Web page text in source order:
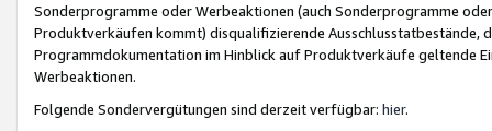
Sonderprogramme oder Werbeaktionen (auch Sonderprogramme
Produktverkäufen kommt) disqualifizierende Ausschlusstatbestände,
Programmdokumentation im Hinblick auf Produktverkäufe geltende
Werbeaktionen.
Folgende Sondervergütungen sind derzeit verfügbar: hier.